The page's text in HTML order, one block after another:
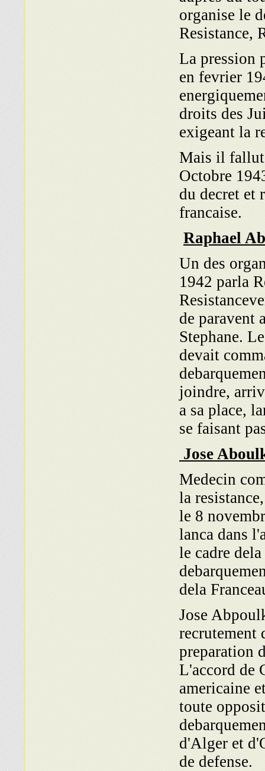
organise le
Resistance,
La pression
en fevrier
droits des
exigeant la
Mais il fallut
Octobre
du decret et
francaise.
Raphael
Un des
1942 parla
de paravent
Stephane.
devait
joindre,
a sa place,
se faisant
Jose
Medecin
la
le 8
lanca dans
le cadre
dela
Jose
recrutement
preparation
L'accord de
americaine
toute
d'Alger et
de defense.